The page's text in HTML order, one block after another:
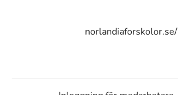
norlandiaforskolor.se/